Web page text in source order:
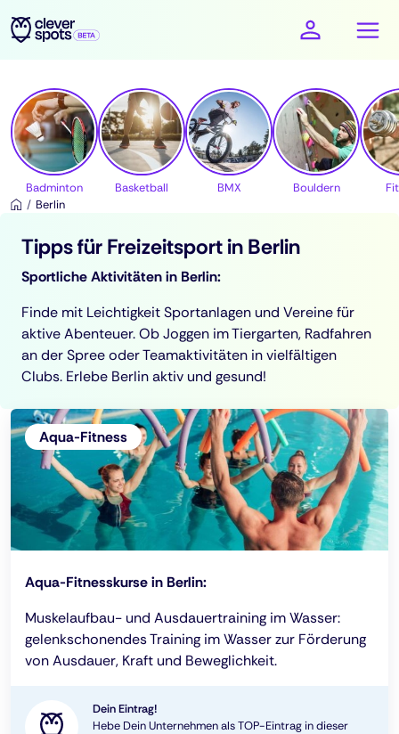
cleverspots - Sport
Badminton Basketball BMX Bouldern
Berlin
Tipps für Freizeitsport in Berlin
Sportliche Aktivitäten in Berlin:
Finde mit Leichtigkeit Sportanlagen und Vereine für
aktive Abenteuer. Ob Joggen im Tiergarten, Radfahren
an der Spree oder Teamaktivitäten in vielfältigen
Clubs. Erlebe Berlin aktiv und gesund!
Aqua-Fitness
Aqua-Fitnesskurse in Berlin:
Muskelaufbau- und Ausdauertraining im Wasser:
gelenkschonendes Training im Wasser zur Förderung
von Ausdauer, Kraft und Beweglichkeit.
Dein Eintrag!
Hebe Dein Unternehmen als TOP-Eintrag in dieser